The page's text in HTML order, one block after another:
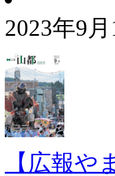
2023年9
【広報や